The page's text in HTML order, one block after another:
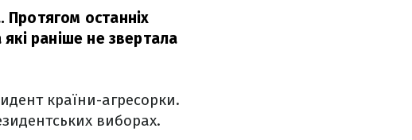
останніх
раніше не звертала
країни-агресорки.
виборах.